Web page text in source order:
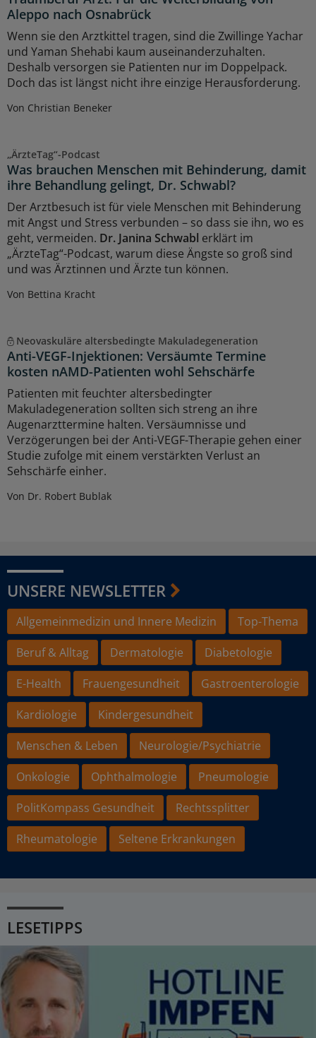
Aleppo nach Osnabrück
Wenn sie den Arztkittel tragen, sind die Zwillinge Yachar
und Yaman Shehabi kaum auseinanderzuhalten.
Deshalb versorgen sie Patienten nur im Doppelpack.
Doch das ist längst nicht ihre einzige Herausforderung.
Von Christian Beneker
„ÄrzteTag“-Podcast
Was brauchen Menschen mit Behinderung, damit
ihre Behandlung gelingt, Dr. Schwabl?
Der Arztbesuch ist für viele Menschen mit Behinderung
mit Angst und Stress verbunden – so dass sie ihn, wo es
geht, vermeiden. Dr. Janina Schwabl erklärt im
„ÄrzteTag“-Podcast, warum diese Ängste so groß sind
und was Ärztinnen und Ärzte tun können.
Von Bettina Kracht
Neovaskuläre altersbedingte Makuladegeneration
Anti-VEGF-Injektionen: Versäumte Termine
kosten nAMD-Patienten wohl Sehschärfe
Patienten mit feuchter altersbedingter
Makuladegeneration sollten sich streng an ihre
Augenarzttermine halten. Versäumnisse und
Verzögerungen bei der Anti-VEGF-Therapie gehen einer
Studie zufolge mit einem verstärkten Verlust an
Sehschärfe einher.
Von Dr. Robert Bublak
UNSERE NEWSLETTER
Allgemeinmedizin und Innere Medizin
Top-Thema
Beruf & Alltag
Dermatologie
Diabetologie
E-Health
Frauengesundheit
Gastroenterologie
Kardiologie
Kindergesundheit
Menschen & Leben
Neurologie/Psychiatrie
Onkologie
Ophthalmologie
Pneumologie
PolitKompass Gesundheit
Rechtssplitter
Rheumatologie
Seltene Erkrankungen
LESETIPPS